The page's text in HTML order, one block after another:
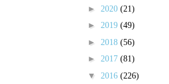
► 2020 (21)
► 2019 (49)
► 2018 (56)
► 2017 (81)
▼ 2016 (226)